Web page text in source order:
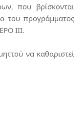
που βρίσκονται
του προγράμματος
ΙΙΙ.
να καθαριστεί